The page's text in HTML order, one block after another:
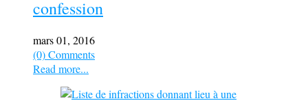
confession
mars 01, 2016
(0) Comments
Read more...